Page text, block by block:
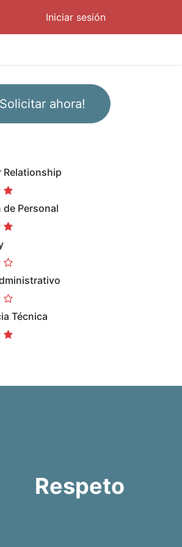
Iniciar sesión
ahora!
Relationship
Personal
Técnica
Respeto